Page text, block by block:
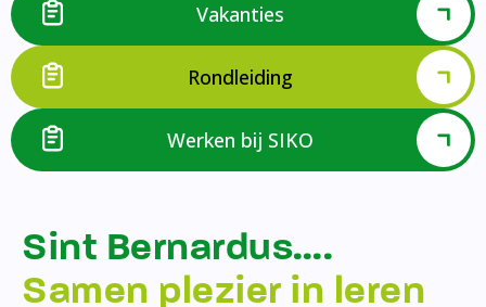
Vakanties
Rondleiding
Werken bij SIKO
Sint Bernardus….
Samen plezier in leren